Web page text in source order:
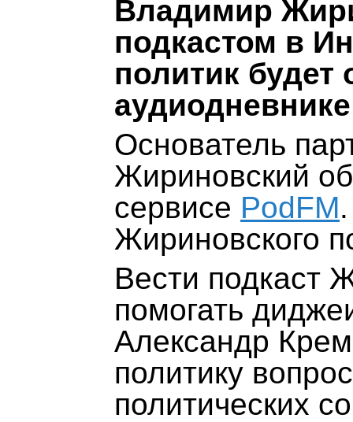
Владимир
подкастом в
политик будет
Основатель
Жириновский
сервисе PodFM
Жириновского
Вести подкаст
помогать
Александр
политику
политических